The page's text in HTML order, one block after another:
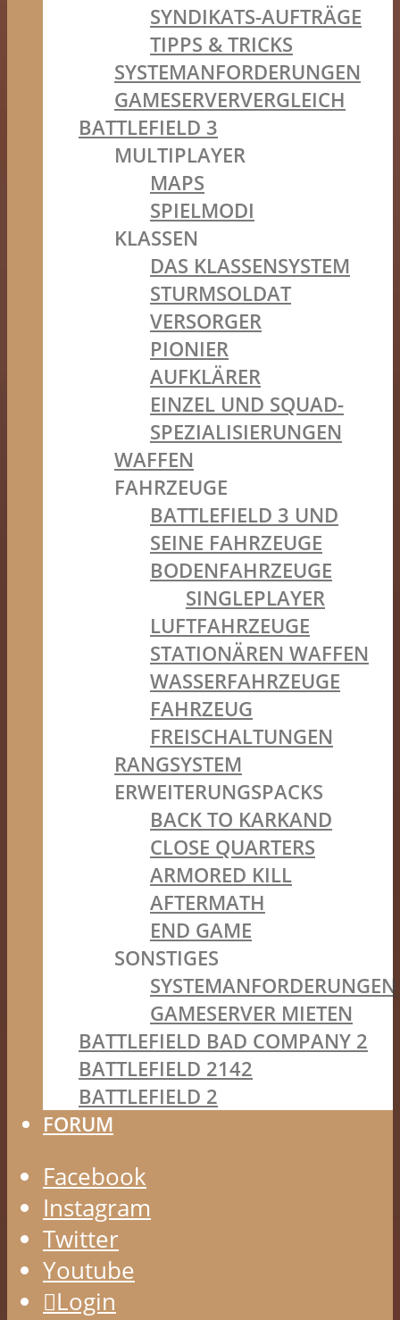
SYNDIKATS-AUFTRÄGE
TIPPS & TRICKS
SYSTEMANFORDERUNGEN
GAMESERVERVERGLEICH
BATTLEFIELD 3
MULTIPLAYER
MAPS
SPIELMODI
KLASSEN
DAS KLASSENSYSTEM
STURMSOLDAT
VERSORGER
PIONIER
AUFKLÄRER
EINZEL UND SQUAD-
SPEZIALISIERUNGEN
WAFFEN
FAHRZEUGE
BATTLEFIELD 3 UND
SEINE FAHRZEUGE
BODENFAHRZEUGE
SINGLEPLAYER
LUFTFAHRZEUGE
STATIONÄREN WAFFEN
WASSERFAHRZEUGE
FAHRZEUG
FREISCHALTUNGEN
RANGSYSTEM
ERWEITERUNGSPACKS
BACK TO KARKAND
CLOSE QUARTERS
ARMORED KILL
AFTERMATH
END GAME
SONSTIGES
SYSTEMANFORDERUNGEN
GAMESERVER MIETEN
BATTLEFIELD BAD COMPANY 2
BATTLEFIELD 2142
BATTLEFIELD 2
FORUM
Facebook
Instagram
Twitter
Youtube
Login